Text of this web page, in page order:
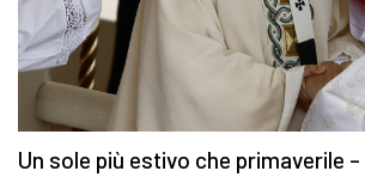
Un sole più estivo che primaverile